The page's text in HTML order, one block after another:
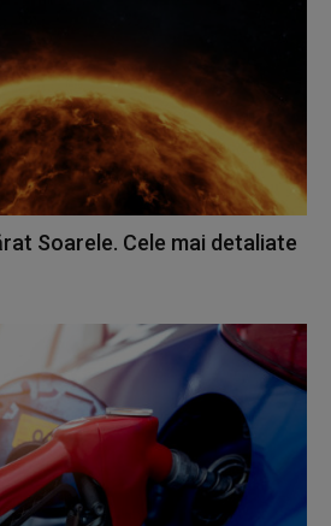
Soarele. Cele mai detaliate